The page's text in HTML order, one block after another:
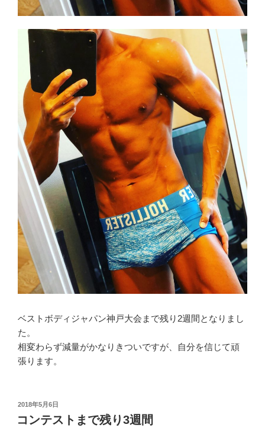
ベストボディジャパン神戸大会まで残り2週間となりまし
た。
相変わらず減量がかなりきついですが、自分を信じて頑
張ります。
投
日:
2018年5月6日
コンテストまで残り3週間